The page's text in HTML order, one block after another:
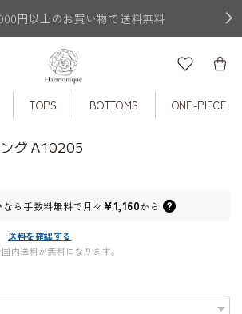
円以上のお買い物で送料無料
TOPS BOTTOMS ONE-PIECE
ング A10205
なら 手数料無料で月々 ¥1,160から
送料を確認する
送料が無料になります。